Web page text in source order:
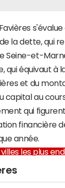
la dette, qui
Seine-et-
qui équivaut à
et du
au cours
qui
financière
année.
villes les plus